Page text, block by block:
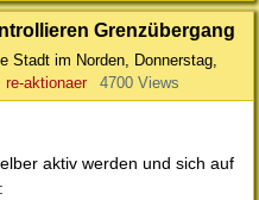
Grenzübergang
Stadt im Norden, Donnerstag,
re-aktionaer 4700 Views
aktiv werden und sich auf